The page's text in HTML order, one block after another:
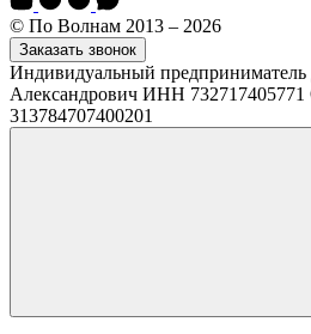
© По Волнам 2013 – 2026
Заказать звонок
Индивидуальный
Александрович ИНН
313784707400201